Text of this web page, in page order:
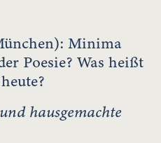
Minima
Poesie? Was heißt
hausgemachte